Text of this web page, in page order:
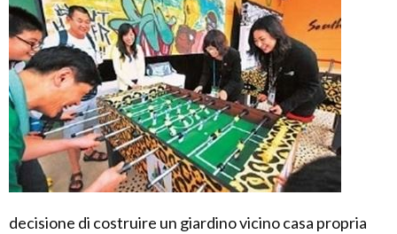
decisione di costruire un giardino vicino casa propria